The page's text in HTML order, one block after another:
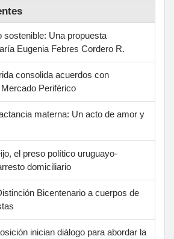
sostenible: Una propuesta
Eugenia Febres Cordero R.
consolida acuerdos con
Periférico
materna: Un acto de amor y
el preso político uruguayo-
domiciliario
Bicentenario a cuerpos de
inician diálogo para abordar la